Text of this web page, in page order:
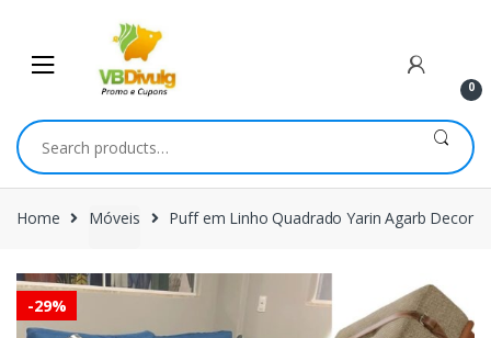
navigation
content
0
Search
for:
Home Móveis Puff em Linho Quadrado Yarin Agarb Decor
-29%